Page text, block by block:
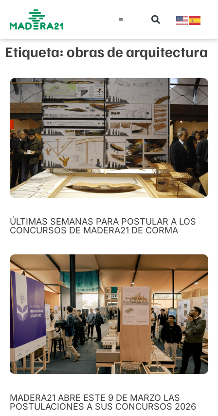
Etiqueta: obras de arquitectura
ÚLTIMAS SEMANAS PARA POSTULAR A LOS
CONCURSOS DE MADERA21 DE CORMA
MADERA21 ABRE ESTE 9 DE MARZO LAS
POSTULACIONES A SUS CONCURSOS 2026